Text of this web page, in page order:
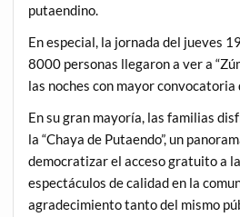
putaendino.
En especial, la jornada del jueves
8000 personas llegaron a ver a
las noches con mayor convocatoria
En su gran mayoría, las familias
la “Chaya de Putaendo”, un
democratizar el acceso gratuito a
espectáculos de calidad en la
agradecimiento tanto del mismo